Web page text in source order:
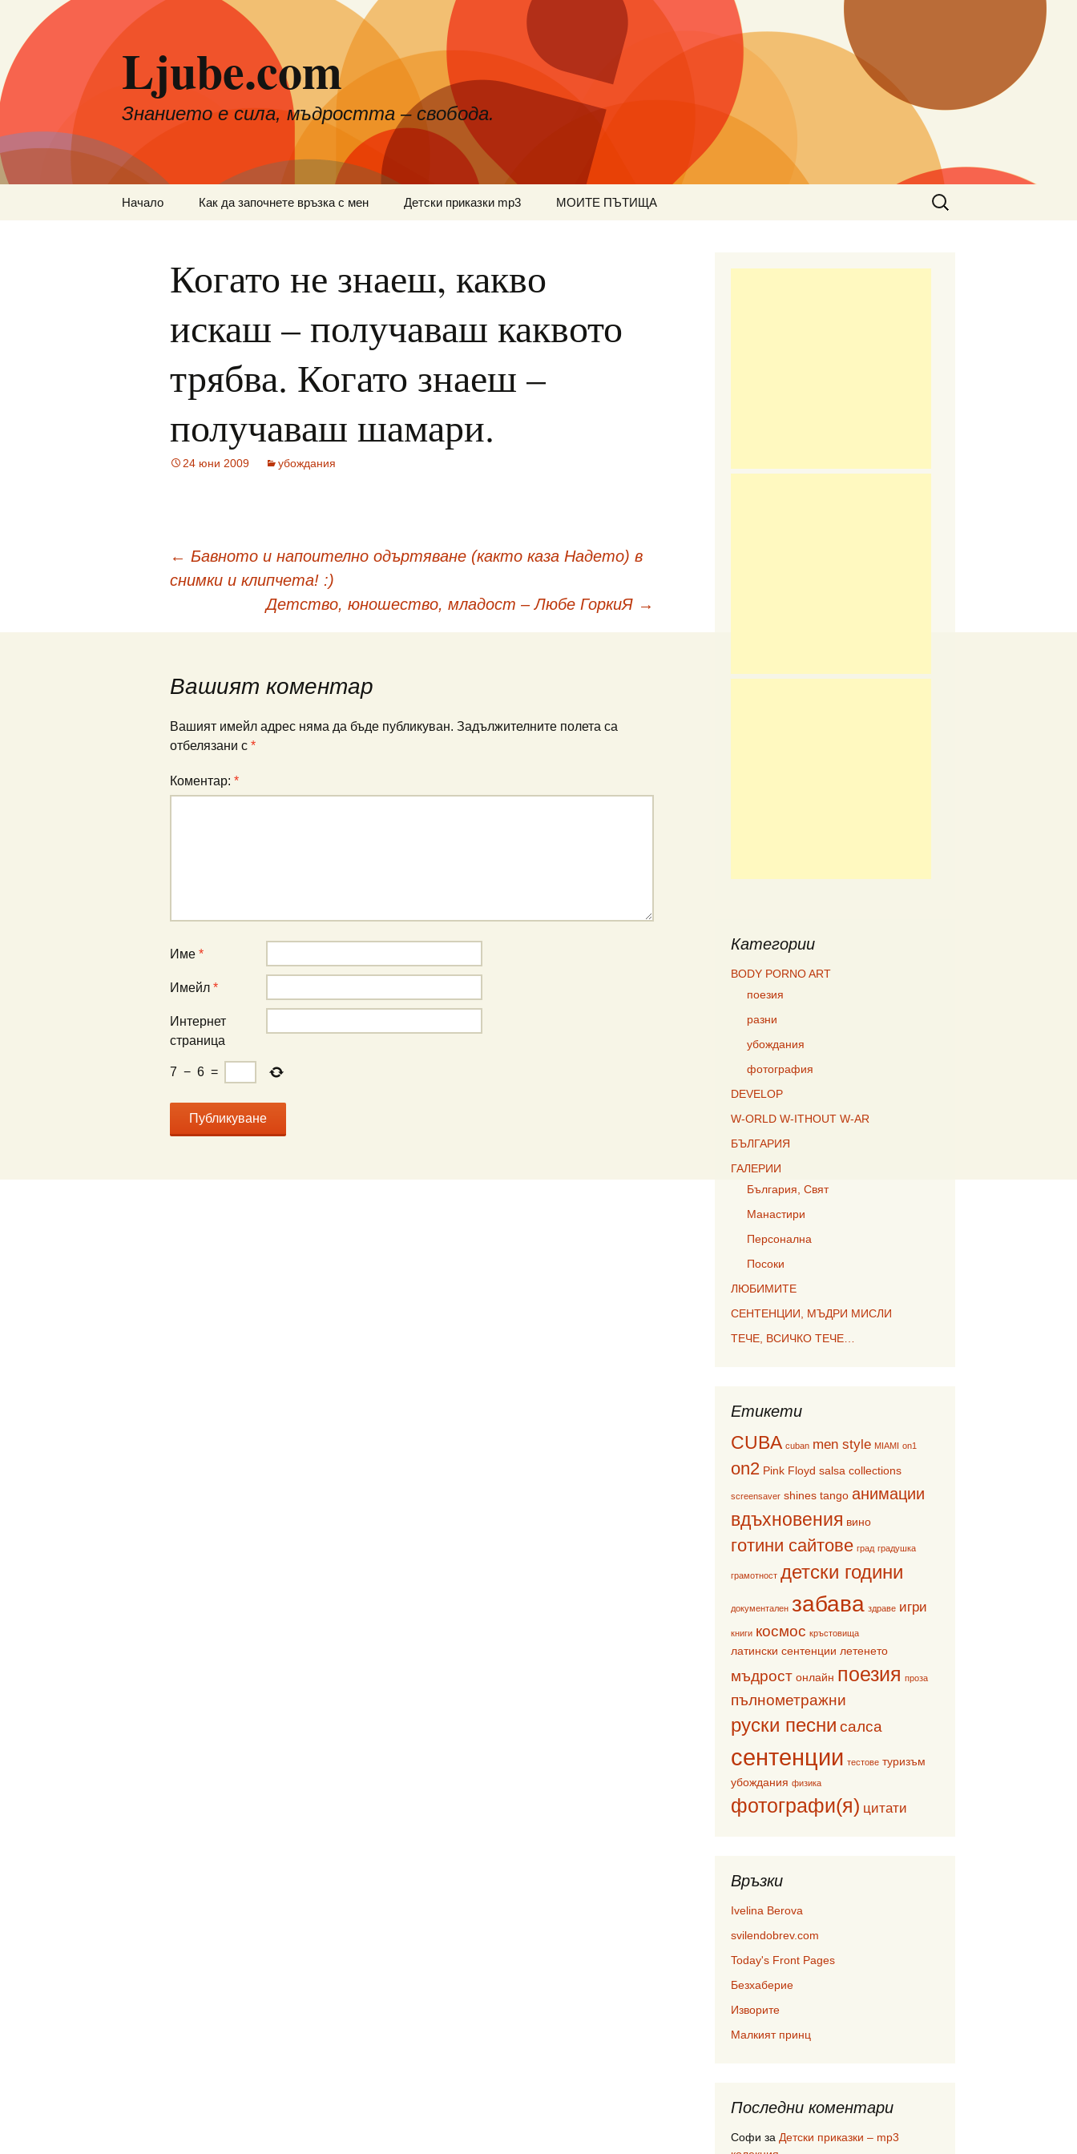
съдържанието
Ljube.com
Знанието е сила, мъдростта – свобода.
Начало Как да започнете връзка с мен Детски приказки mp3 МОИТЕ ПЪТИЩА
Търсене
за:
Когато не знаеш, какво
искаш – получаваш каквото
трябва. Когато знаеш –
получаваш шамари.
24 юни 2009 убождания
Навигация
в
публикациите
← Бавното и напоително одъртяване (както каза Надето) в
снимки и клипчета! :)
Детство, юношество, младост – Любе ГоркиЯ →
Вашият коментар
Вашият имейл адрес няма да бъде публикуван. Задължителните полета са
отбелязани с *
Коментар: *
Име *
Имейл *
Интернет
страница
7 − 6 =
Категории
BODY PORNO ART
поезия
разни
убождания
фотография
DEVELOP
W-ORLD W-ITHOUT W-AR
БЪЛГАРИЯ
ГАЛЕРИИ
България, Свят
Манастири
Персонална
Посоки
ЛЮБИМИТЕ
СЕНТЕНЦИИ, МЪДРИ МИСЛИ
ТЕЧЕ, ВСИЧКО ТЕЧЕ…
Етикети
CUBA cuban men style MIAMI on1
on2 Pink Floyd salsa collections
screensaver shines tango анимации
вдъхновения вино
готини сайтове град градушка
грамотност детски години
документален забава здраве игри
книги космос кръстовища
латински сентенции летенето
мъдрост онлайн поезия проза
пълнометражни
руски песни салса
сентенции тестове туризъм
убождания физика
фотографи(я) цитати
Връзки
Ivelina Berova
svilendobrev.com
Today's Front Pages
Безхаберие
Изворите
Малкият принц
Последни коментари
Софи за Детски приказки – mp3